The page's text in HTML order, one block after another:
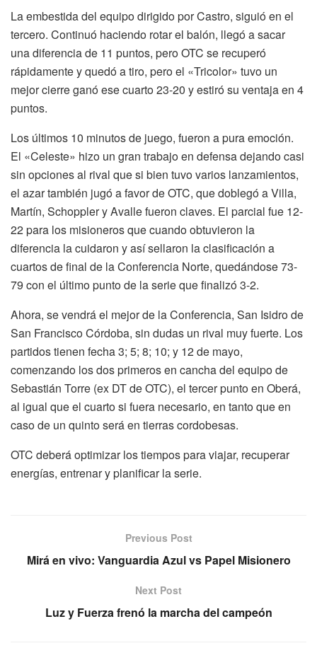
La embestida del equipo dirigido por Castro, siguió en el
tercero. Continuó haciendo rotar el balón, llegó a sacar
una diferencia de 11 puntos, pero OTC se recuperó
rápidamente y quedó a tiro, pero el «Tricolor» tuvo un
mejor cierre ganó ese cuarto 23-20 y estiró su ventaja en 4
puntos.
Los últimos 10 minutos de juego, fueron a pura emoción.
El «Celeste» hizo un gran trabajo en defensa dejando casi
sin opciones al rival que si bien tuvo varios lanzamientos,
el azar también jugó a favor de OTC, que doblegó a Villa,
Martín, Schoppler y Avalle fueron claves. El parcial fue 12-
22 para los misioneros que cuando obtuvieron la
diferencia la cuidaron y así sellaron la clasificación a
cuartos de final de la Conferencia Norte, quedándose 73-
79 con el último punto de la serie que finalizó 3-2.
Ahora, se vendrá el mejor de la Conferencia, San Isidro de
San Francisco Córdoba, sin dudas un rival muy fuerte. Los
partidos tienen fecha 3; 5; 8; 10; y 12 de mayo,
comenzando los dos primeros en cancha del equipo de
Sebastián Torre (ex DT de OTC), el tercer punto en Oberá,
al igual que el cuarto si fuera necesario, en tanto que en
caso de un quinto será en tierras cordobesas.
OTC deberá optimizar los tiempos para viajar, recuperar
energías, entrenar y planificar la serie.
Previous Post
Mirá en vivo: Vanguardia Azul vs Papel Misionero
Next Post
Luz y Fuerza frenó la marcha del campeón